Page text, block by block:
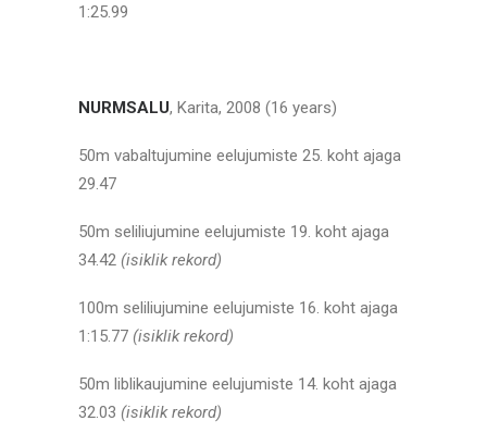
1:25.99
NURMSALU, Karita, 2008 (16 years)
50m vabaltujumine eelujumiste 25. koht ajaga
29.47
50m seliliujumine eelujumiste 19. koht ajaga
34.42 (isiklik rekord)
100m seliliujumine eelujumiste 16. koht ajaga
1:15.77 (isiklik rekord)
50m liblikaujumine eelujumiste 14. koht ajaga
32.03 (isiklik rekord)